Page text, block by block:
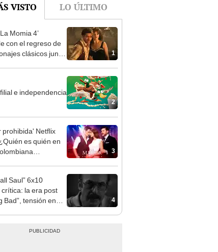
VISTO LO ÚLTIMO
1
Momia 4’
con el regreso de
clásicos junto
2
e independencia
3
prohibida' Netflix
es quién en
4
Saul” 6x10
la era post
Bad”, tensión en